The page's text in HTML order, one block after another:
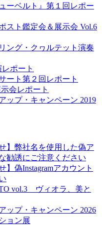
ーベルト』第１回レポー
スト鑑定会＆展示会 Vol.6
ング・クヮルテット演奏
ポート
ート第２回レポート
示会レポート
ップ・キャンペーン 2019
】弊社名を使用した偽ア
勧誘にご注意ください
】偽Instagramアカウント
vol.3 ヴィオラ、美と
ップ・キャンペーン 2026
ョン展